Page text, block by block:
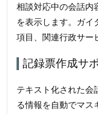
相談対応中の会話内
を表示します。ガイ
項目、関連行政サー
記録票作成サ
テキスト化された会
る情報を自動でマス